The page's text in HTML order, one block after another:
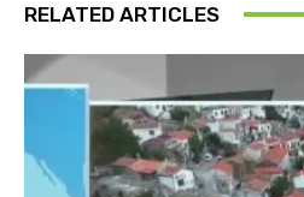
RELATED ARTICLES